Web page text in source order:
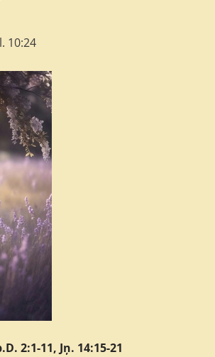
10:24
2:1-11, Jņ. 14:15-21